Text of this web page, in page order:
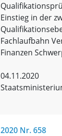
Einstieg in der
Fachlaufbahn
Finanzen
04.11.2020
2020 Nr. 658